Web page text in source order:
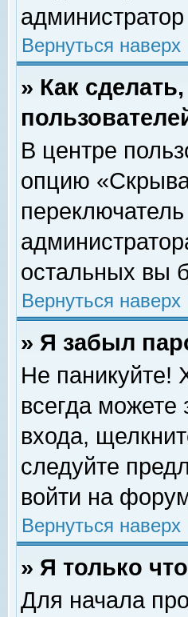
Вернуться наверх
» Как
В центре
опцию
остальных вы
Вернуться наверх
» Я забыл
Не паникуйте!
всегда можете
входа,
следуйте
войти на
Вернуться наверх
» Я только
Для начала